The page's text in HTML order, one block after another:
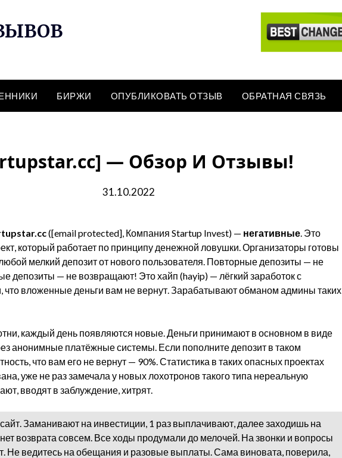
БИРЖИ ОПУБЛИКОВАТЬ ОТЗЫВ ОБРАТНАЯ СВЯЗЬ
— Обзор И Отзывы!
31.10.2022
([email protected], Компания Startup Invest) — негативные. Это
который работает по принципу денежной ловушки. Организаторы готовы
мелкий депозит от нового пользователя. Повторные депозиты — не
депозиты — не возвращают! Это хайп (hayip) — лёгкий заработок с
что вложенные деньги вам не вернут. Зарабатывают обманом админы таких
каждый день появляются новые. Деньги принимают в основном в виде
анонимные платёжные системы. Если пополните депозит в таком
что вам его не вернут — 90%. Статистика в таких опасных проектах
уже не раз замечала у новых лохотронов такого типа нереальную
вводят в заблуждение, хитрят.
Заманивают на инвестиции, 1 раз выплачивают, далее заходишь на
возврата совсем. Все ходы продумали до мелочей. На звонки и вопросы
Не ведитесь на обещания и разовые выплаты. Сама виновата, поверила,